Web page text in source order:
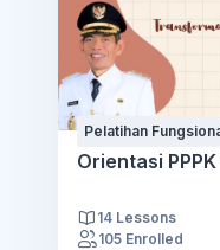
Pelatihan
Orientasi
14 Lessons
105 Enrolled